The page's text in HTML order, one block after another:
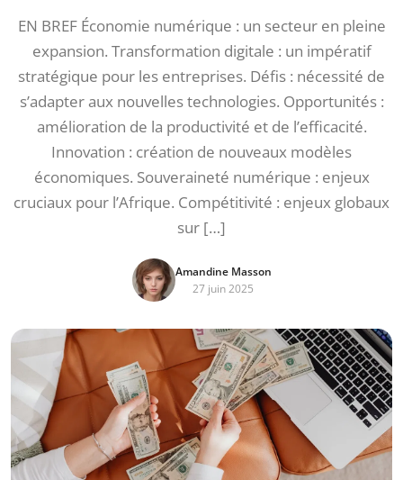
EN BREF Économie numérique : un secteur en pleine
expansion. Transformation digitale : un impératif
stratégique pour les entreprises. Défis : nécessité de
s’adapter aux nouvelles technologies. Opportunités :
amélioration de la productivité et de l’efficacité.
Innovation : création de nouveaux modèles
économiques. Souveraineté numérique : enjeux
cruciaux pour l’Afrique. Compétitivité : enjeux globaux
sur […]
Amandine Masson
27 juin 2025